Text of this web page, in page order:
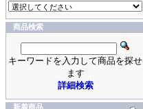
商品検索
キーワードを入力して商品を探せ
ます
詳細検索
新着商品